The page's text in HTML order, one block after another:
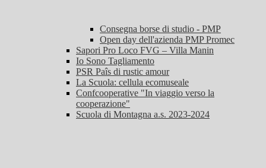
Consegna borse di studio - PMP
Open day dell'azienda PMP Promec
Sapori Pro Loco FVG – Villa Manin
Io Sono Tagliamento
PSR Paîs di rustic amour
La Scuola: cellula ecomuseale
Confcooperative "In viaggio verso la
cooperazione"
Scuola di Montagna a.s. 2023-2024